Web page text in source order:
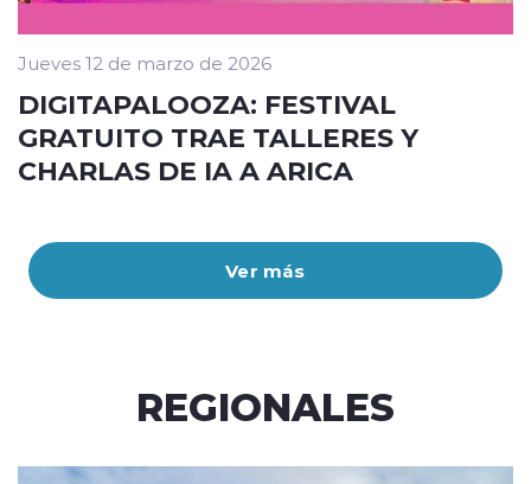
Ver más
Jueves 12 de marzo de 2026
DIGITAPALOOZA: FESTIVAL
GRATUITO TRAE TALLERES Y
CHARLAS DE IA A ARICA
REGIONALES